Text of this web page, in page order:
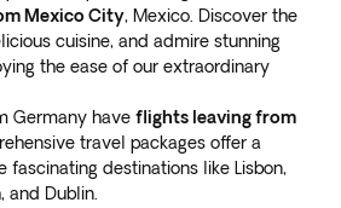
Mexico City, Mexico. Discover the
cuisine, and admire stunning
the ease of our extraordinary
Germany have flights leaving from
travel packages offer a
fascinating destinations like Lisbon,
and Dublin.